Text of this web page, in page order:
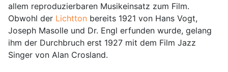
allem reproduzierbaren Musikeinsatz zum Film.
Obwohl der Lichtton bereits 1921 von Hans Vogt,
Joseph Masolle und Dr. Engl erfunden wurde, gelang
ihm der Durchbruch erst 1927 mit dem Film Jazz
Singer von Alan Crosland.